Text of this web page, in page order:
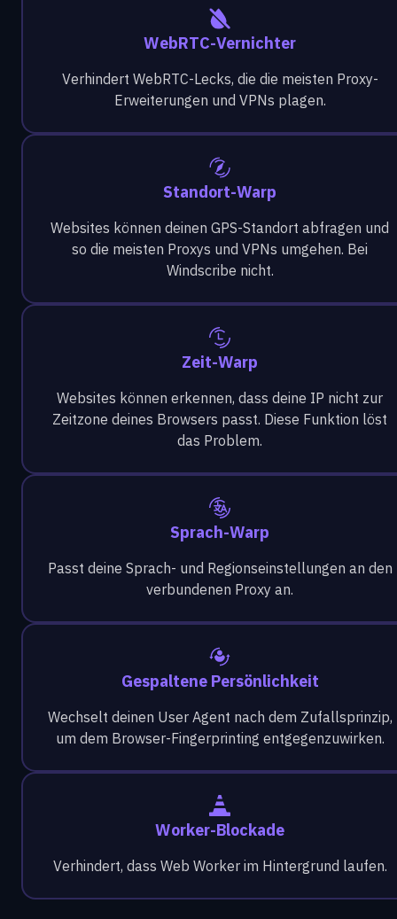
WebRTC-Vernichter
Verhindert WebRTC-Lecks, die die meisten Proxy-
Erweiterungen und VPNs plagen.
Standort-Warp
Websites können deinen GPS-Standort abfragen und
so die meisten Proxys und VPNs umgehen. Bei
Windscribe nicht.
Zeit-Warp
Websites können erkennen, dass deine IP nicht zur
Zeitzone deines Browsers passt. Diese Funktion löst
das Problem.
Sprach-Warp
Passt deine Sprach- und Regionseinstellungen an den
verbundenen Proxy an.
Gespaltene Persönlichkeit
Wechselt deinen User Agent nach dem Zufallsprinzip,
um dem Browser-Fingerprinting entgegenzuwirken.
Worker-Blockade
Verhindert, dass Web Worker im Hintergrund laufen.